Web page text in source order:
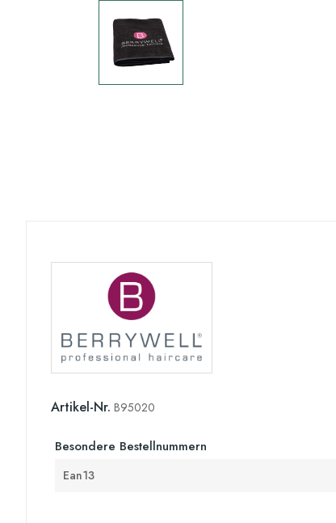
Artikel-Nr. B95020
Besondere Bestellnummern
Ean13